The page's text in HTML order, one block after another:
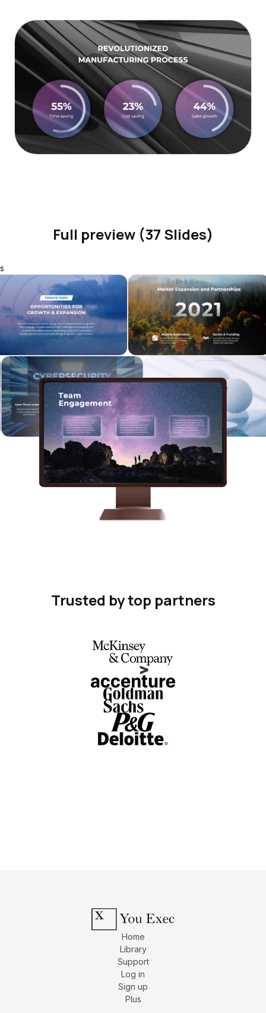
Full preview (37 Slides)
s
Trusted by top partners
Home
Library
Support
Log in
Sign up
Plus